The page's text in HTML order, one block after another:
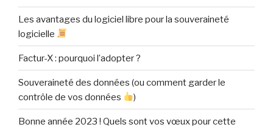
Les avantages du logiciel libre pour la souveraineté
logicielle
Factur-X : pourquoi l’adopter ?
Souveraineté des données (ou comment garder le
contrôle de vos données
)
Bonne année 2023 ! Quels sont vos vœux pour cette